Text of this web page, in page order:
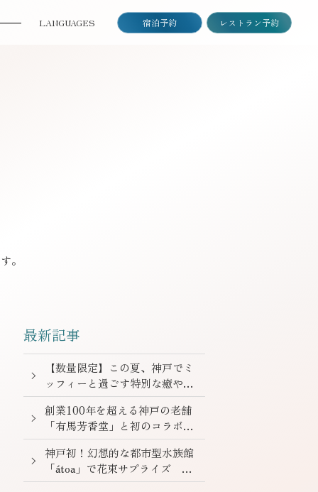
LANGUAGES 宿泊予約 レストラン予約
。
最新記事
【数量限定】この夏、神戸でミ
ッフィーと過ごす特別な癒やし
旅。
創業100年を超える神戸の老舗
「有馬芳香堂」と初のコラボレ
ーション ～ホテル最上階で味
わう日常に華やぎを添えるご褒
美スイーツ「ナッツグラスアイ
神戸初！幻想的な都市型水族館
「átoa」で花束サプライズ
大切な人との記念日を彩る“ア